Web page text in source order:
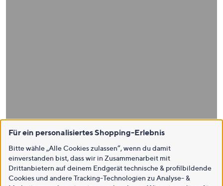
Für ein personalisiertes Shopping-Erlebnis
Bitte wähle „Alle Cookies zulassen“, wenn du damit
einverstanden bist, dass wir in Zusammenarbeit mit
Drittanbietern auf deinem Endgerät technische & profilbildende
Cookies und andere Tracking-Technologien zu Analyse- &